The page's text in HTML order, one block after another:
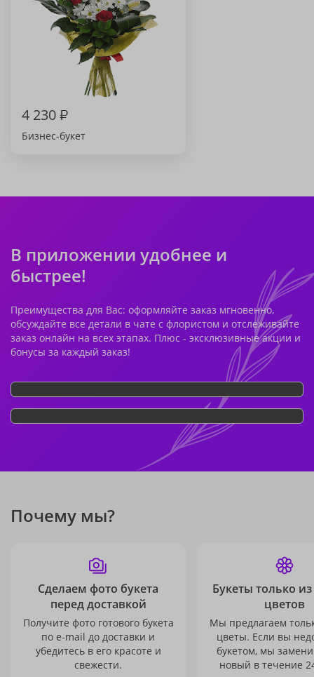
4 230₽
Бизнес-букет
В приложении удобнее и
быстрее!
Преимущества для Вас: оформляйте заказ мгновенно,
обсуждайте все детали в чате с флористом и отслеживайте
заказ онлайн на всех этапах. Плюс - эксклюзивные акции и
бонусы за каждый заказ!
Почему мы?
Сделаем фото букета
перед доставкой
Получите фото готового букета
по e-mail до доставки и
убедитесь в его красоте и
свежести.
Букеты только
цветов
Мы предлагаем
цветы. Если вы
букетом, мы
новый в течение